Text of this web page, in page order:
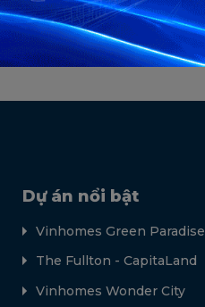
Dự án nổi bật
Vinhomes Green Paradise
The Fullton - CapitaLand
Vinhomes Wonder City